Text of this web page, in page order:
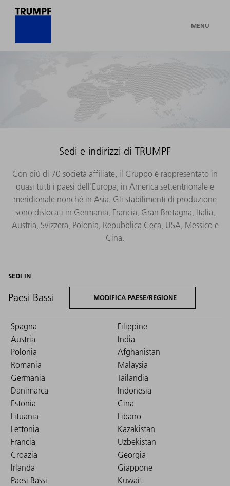
MENU
Sedi e indirizzi di TRUMPF
Con più di 70 società affiliate, il Gruppo è rappresentato in
quasi tutti i paesi dell'Europa, in America settentrionale e
meridionale nonché in Asia. Gli stabilimenti di produzione
sono dislocati in Germania, Francia, Gran Bretagna, Italia,
Austria, Svizzera, Polonia, Repubblica Ceca, USA, Messico e
Cina.
SEDI IN
Paesi Bassi MODIFICA PAESE/REGIONE
Spagna
Austria
Polonia
Romania
Germania
Danimarca
Estonia
Lituania
Lettonia
Francia
Croazia
Irlanda
Paesi Bassi
Filippine
India
Afghanistan
Malaysia
Tailandia
Indonesia
Cina
Libano
Kazakistan
Uzbekistan
Georgia
Giappone
Kuwait